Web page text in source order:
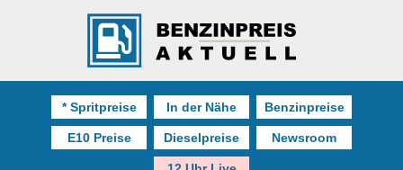
* Spritpreise In der Nähe Benzinpreise
E10 Preise Dieselpreise Newsroom